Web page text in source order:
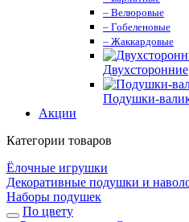
– Велюровые
– Гобеленовые
– Жаккардовые
Двухсторонние
Подушки-
Акции
Категории товаров
Ёлочные игрушки
Декоративные подушки и
Наборы подушек
По цвету